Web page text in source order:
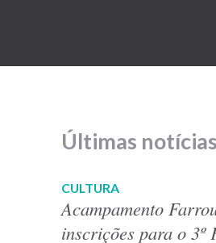
Últimas notícias
CULTURA
Acampamento
inscrições para o 3º